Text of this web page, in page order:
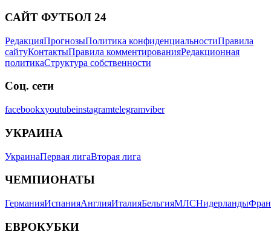
САЙТ ФУТБОЛ 24
РедакцияПрогнозыПолитика конфиденциальностиПравила
сайтуКонтактыПравила комментированияРедакционная
политикаСтруктура собственности
Соц. сети
facebookxyoutubeinstagramtelegramviber
УКРАИНА
УкраинаПервая лигаВторая лига
ЧЕМПИОНАТЫ
ГерманияИспанияАнглияИталияБельгияМЛСНидерланды
ЕВРОКУБКИ